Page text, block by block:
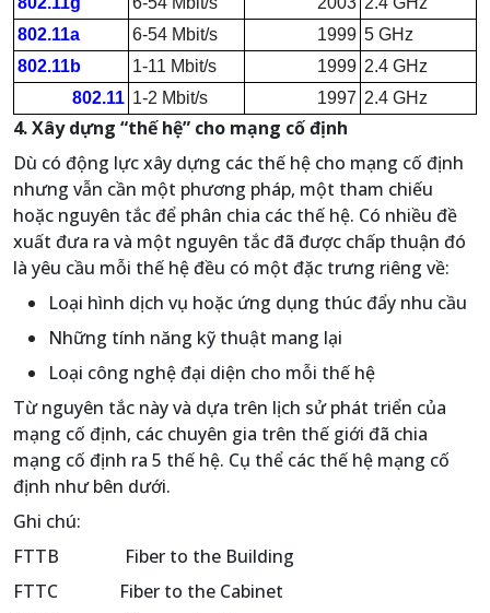
802.11a
6-54 Mbit/s 1999 5 GHz
802.11b
1-11 Mbit/s 1999 2.4 GHz
802.11 1-2 Mbit/s 1997 2.4 GHz
4. Xây dựng “thế hệ” cho mạng cố định
Dù có động lực xây dựng các thế hệ cho mạng cố định
nhưng vẫn cần một phương pháp, một tham chiếu
hoặc nguyên tắc để phân chia các thế hệ. Có nhiều đề
xuất đưa ra và một nguyên tắc đã được chấp thuận đó
là yêu cầu mỗi thế hệ đều có một đặc trưng riêng về:
Loại hình dịch vụ hoặc ứng dụng thúc đẩy nhu cầu
Những tính năng kỹ thuật mang lại
Loại công nghệ đại diện cho mỗi thế hệ
Từ nguyên tắc này và dựa trên lịch sử phát triển của
mạng cố định, các chuyên gia trên thế giới đã chia
mạng cố định ra 5 thế hệ. Cụ thể các thế hệ mạng cố
định như bên dưới.
Ghi chú:
FTTB Fiber to the Building
FTTC Fiber to the Cabinet